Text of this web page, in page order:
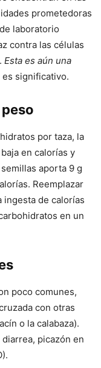
prometedoras
laboratorio
contra las células
Esta es aún una
significativo.
por taza, la
en calorías y
aporta 9 g
Reemplazar
ingesta de calorías
en un
poco comunes,
con otras
o la calabaza).
picazón en